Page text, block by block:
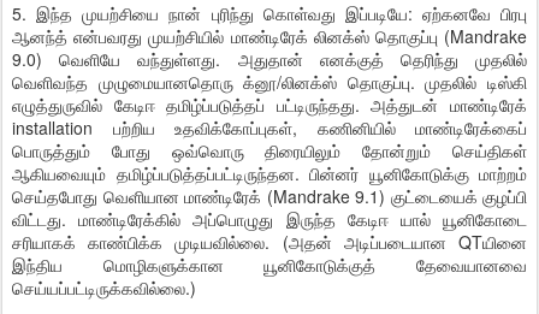
5. இந்த முயற்சியை நான் புரிந்து கொள்வது இப்படியே: ஏற்கனவே பிரபு
ஆனந்த் என்பவரது முயற்சியில் மாண்டிரேக் லினக்ஸ் தொகுப்பு (Mandrake
9.0) வெளியே வந்துள்ளது. அதுதான் எனக்குத் தெரிந்து முதலில்
வெளிவந்த முழுமையானதொரு க்னூ/லினக்ஸ் தொகுப்பு. முதலில் டிஸ்கி
எழுத்துருவில் கேடிஈ தமிழ்ப்படுத்தப் பட்டிருந்தது. அத்துடன் மாண்டிரேக்
installation பற்றிய உதவிக்கோப்புகள், கணினியில் மாண்டிரேக்கைப்
பொருத்தும் போது ஒவ்வொரு திரையிலும் தோன்றும் செய்திகள்
ஆகியவையும் தமிழ்ப்படுத்தப்பட்டிருந்தன. பின்னர் யூனிகோடுக்கு மாற்றம்
செய்தபோது வெளியான மாண்டிரேக் (Mandrake 9.1) குட்டையைக் குழப்பி
விட்டது. மாண்டிரேக்கில் அப்பொழுது இருந்த கேடிஈ யால் யூனிகோடை
சரியாகக் காண்பிக்க முடியவில்லை. (அதன் அடிப்படையான QTயினை
இந்திய மொழிகளுக்கான யூனிகோடுக்குத் தேவையானவை
செய்யப்பட்டிருக்கவில்லை.)